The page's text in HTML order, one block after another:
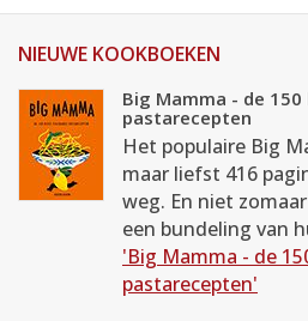
NIEUWE KOOKBOEKEN
Big Mamma - de
pastarecepten
Het populaire Big
maar liefst 416
weg. En niet
een bundeling van
'Big Mamma - de
pastarecepten'